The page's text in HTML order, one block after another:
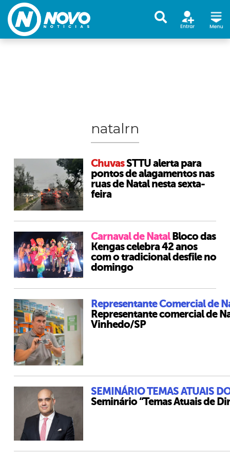
natalrn
ChuvasSTTU alerta para
pontos de alagamentos nas
ruas de Natal nesta sexta-
feira
Carnaval de Natal Bloco das
Kengas celebra 42 anos
com o tradicional desfile no
domingo
Representante Comercial de
Representante comercial de
Vinhedo/SP
SEMINÁRIO TEMAS ATUAIS
Seminário “Temas Atuais de